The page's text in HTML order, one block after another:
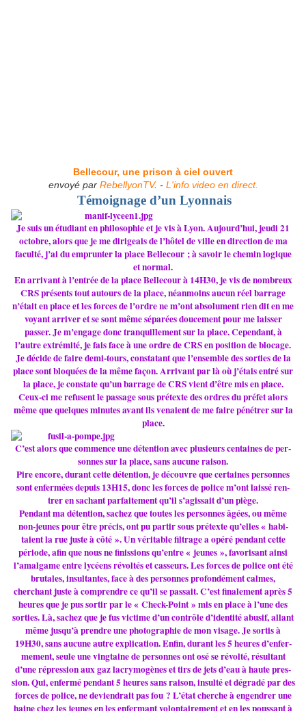
Bellecour, une prison à ciel ouvert
envoyé par RebellyonTV. - L'info video en direct.
Témoignage d’un Lyonnais
Je suis un étudiant en phi­lo­so­phie et je vis à Lyon. Aujourd’hui, jeudi 21
octo­bre, alors que je me diri­geais de l’hôtel de ville en direc­tion de ma
faculté, j’ai du emprun­ter la place Bellecour ; à savoir le chemin logi­que
et normal.
En arri­vant à l’entrée de la place Bellecour à 14H30, je vis de nom­breux
CRS pré­sents tout autours de la place, néan­moins aucun réel bar­rage
n’était en place et les forces de l’ordre ne m’ont abso­lu­ment rien dit en me
voyant arri­ver et se sont même sépa­rées dou­ce­ment pour me lais­ser
passer. Je m’engage donc tran­quille­ment sur la place. Cependant, à
l’autre extré­mité, je fais face à une ordre de CRS en posi­tion de blo­cage.
Je décide de faire demi-tours, cons­ta­tant que l’ensem­ble des sor­ties de la
place sont blo­quées de la même façon. Arrivant par là où j’étais entré sur
la place, je cons­tate qu’un bar­rage de CRS vient d’être mis en place.
Ceux-ci me refu­sent le pas­sage sous pré­texte des ordres du préfet alors
même que quel­ques minu­tes avant ils venaient de me faire péné­trer sur la
place.
C’est alors que com­mence une déten­tion avec plu­sieurs cen­tai­nes de per­
son­nes sur la place, sans aucune raison.
Pire encore, durant cette déten­tion, je décou­vre que cer­tai­nes per­son­nes
sont enfer­mées depuis 13H15, donc les forces de police m’ont laissé ren­
trer en sachant par­fai­te­ment qu’il s’agis­sait d’un piège.
Pendant ma déten­tion, sachez que toutes les per­son­nes âgées, ou même
non-jeunes pour être précis, ont pu partir sous pré­texte qu’elles « habi­
taient la rue juste à côté ». Un véri­ta­ble fil­trage a opéré pen­dant cette
période, afin que nous ne finis­sions qu’entre « jeunes », favo­ri­sant ainsi
l’amal­game entre lycéens révol­tés et cas­seurs. Les forces de police ont été
bru­ta­les, insul­tan­tes, face à des per­son­nes pro­fon­dé­ment calmes,
cher­chant juste à com­pren­dre ce qu’il se pas­sait. C’est fina­le­ment après 5
heures que je pus sortir par le « Check-Point » mis en place à l’une des
sor­ties. Là, sachez que je fus vic­time d’un contrôle d’iden­tité abusif, allant
même jusqu’à pren­dre une pho­to­gra­phie de mon visage. Je sortis à
19H30, sans aucune autre expli­ca­tion. Enfin, durant les 5 heures d’enfer­
me­ment, seule une ving­taine de per­son­nes ont osé se révolté, résul­tant
d’une répres­sion aux gaz lacry­mo­gè­nes et tirs de jets d’eau à haute pres­
sion. Qui, enfermé pen­dant 5 heures sans raison, insulté et dégradé par des
forces de police, ne devien­drait pas fou ? L’état cher­che à engen­drer une